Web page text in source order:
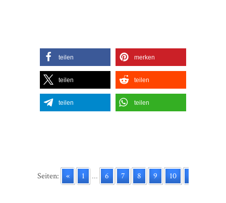
teilen merken
teilen teilen
teilen teilen
Seiten: « 1 ... 6 7 8 9 10